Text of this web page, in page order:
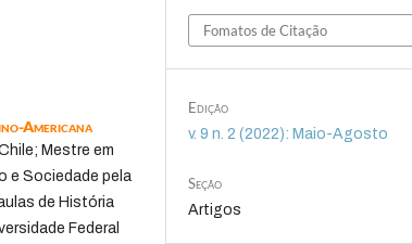
Americana
Mestre em
e Sociedade pela
de História
Federal
Fomatos de Citação
Edição
v. 9 n. 2 (2022): Maio-Agosto
Seção
Artigos